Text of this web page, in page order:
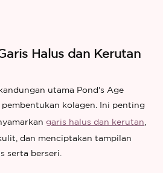
Halus dan Kerutan
utama Pond's Age
pembentukan kolagen. Ini penting
garis halus dan kerutan
dan menciptakan tampilan
serta berseri.